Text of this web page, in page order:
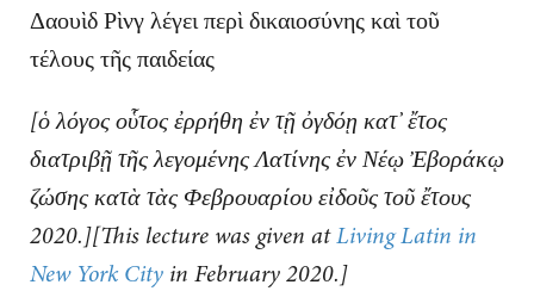
Δαουὶδ Ρὶνγ λέγει περὶ δικαιοσύνης καὶ τοῦ
τέλους τῆς παιδείας
[ὁ λόγος οὗτος ἐρρήθη ἐν τῇ ὀγδόῃ κατ’ ἔτος
διατριβῇ τῆς λεγομένης Λατίνης ἐν Νέῳ Ἐβοράκῳ
ζώσης κατὰ τὰς Φεβρουαρίου εἰδοῦς τοῦ ἔτους
2020.][This lecture was given atLiving Latin in
New York City in February 2020.]